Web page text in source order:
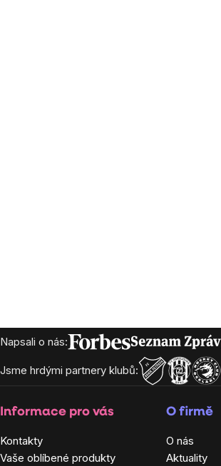
Zápatí
Napsali o nás:
Jsme hrdými partnery klubů:
Informace pro vás
Kontakty
Vaše oblíbené produkty
O firmě
O nás
Aktuality